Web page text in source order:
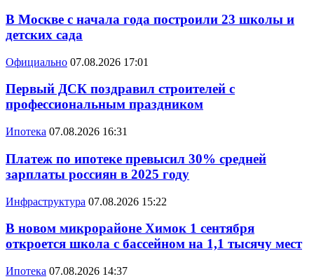
В Москве с начала года построили 23 школы и
детских сада
Официально 07.08.2026 17:01
Первый ДСК поздравил строителей с
профессиональным праздником
Ипотека 07.08.2026 16:31
Платеж по ипотеке превысил 30% средней
зарплаты россиян в 2025 году
Инфраструктура 07.08.2026 15:22
В новом микрорайоне Химок 1 сентября
откроется школа с бассейном на 1,1 тысячу мест
Ипотека 07.08.2026 14:37